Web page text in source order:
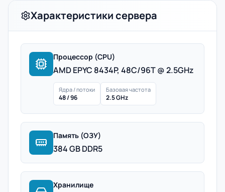
Характеристики сервера
Процессор (CPU)
AMD EPYC 8434P, 48C/96T @ 2.5GHz
Ядра / потоки
48 / 96
Базовая частота
2.5 GHz
Память (ОЗУ)
384 GB DDR5
Хранилище